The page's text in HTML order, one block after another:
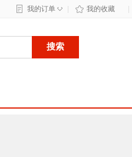
我的订单 ◇ 我的收藏
搜索